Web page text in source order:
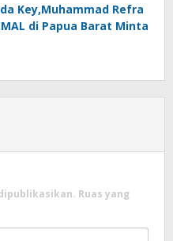
Key,Muhammad Refra
di Papua Barat Minta
Ruas yang